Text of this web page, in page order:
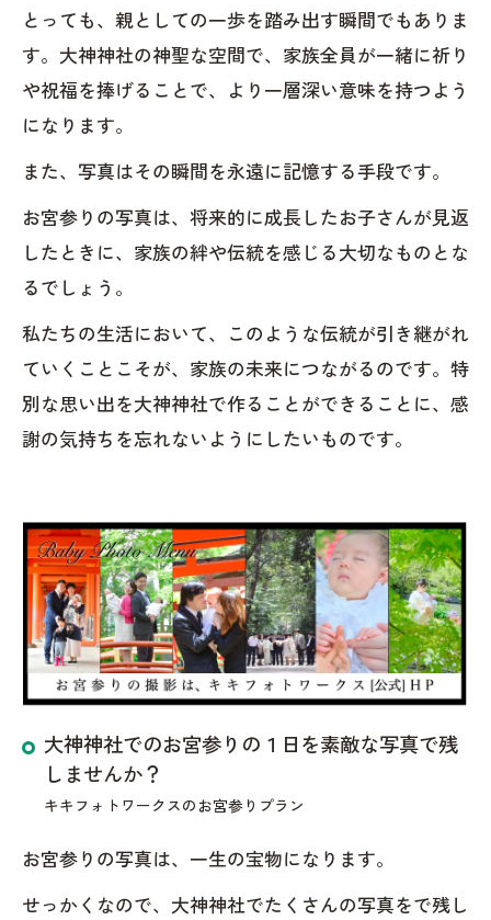
とっても、親としての一歩を踏み出す瞬間でもありま
す。大神神社の神聖な空間で、家族全員が一緒に祈り
や祝福を捧げることで、より一層深い意味を持つよう
になります。
また、写真はその瞬間を永遠に記憶する手段です。
お宮参りの写真は、将来的に成長したお子さんが見返
したときに、家族の絆や伝統を感じる大切なものとな
るでしょう。
私たちの生活において、このような伝統が引き継がれ
ていくことこそが、家族の未来につながるのです。特
別な思い出を大神神社で作ることができることに、感
謝の気持ちを忘れないようにしたいものです。
大神神社でのお宮参りの１日を素敵な写真で残
しませんか？
キキフォトワークスのお宮参りプラン
お宮参りの写真は、一生の宝物になります。
せっかくなので、大神神社でたくさんの写真をで残し